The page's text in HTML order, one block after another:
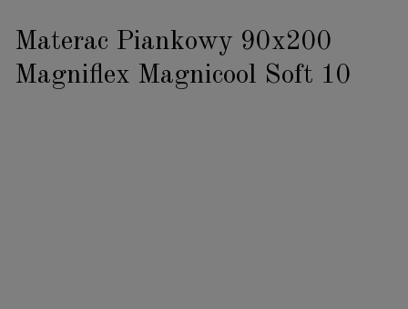
Materac Piankowy 90x200
Magniflex Magnicool Soft 10